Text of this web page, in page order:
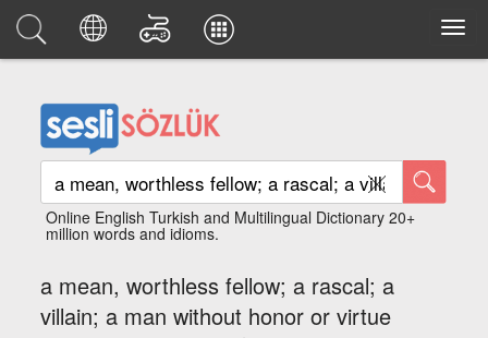
Online English Turkish and Multilingual Dictionary 20+
million words and idioms.
a mean, worthless fellow; a rascal; a
villain; a man without honor or virtue